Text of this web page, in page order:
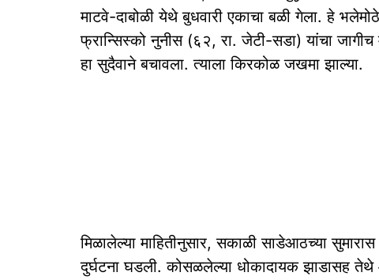
माटवे-दाबोळी येथे बुधवारी एकाचा बळी गेला. हे
फ्रान्सिस्को नुनीस (६२, रा. जेटी-सडा) यांचा
हा सुदैवाने बचावला. त्‍याला किरकोळ जखमा झाल्‍या.
मिळालेल्‍या माहितीनुसार, सकाळी साडेआठच्या
दुर्घटना घडली. कोसळलेल्‍या धोकादायक झाडासह